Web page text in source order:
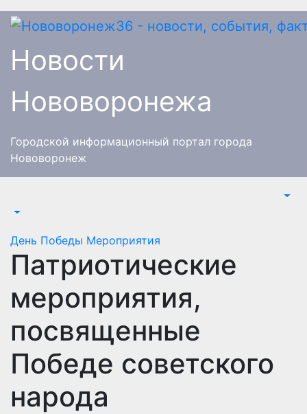
Перейти
Новости
Нововоронежа
Городской информационный портал города
Нововоронеж
День Победы Мероприятия
Патриотические
мероприятия,
посвященные
Победе советского
народа